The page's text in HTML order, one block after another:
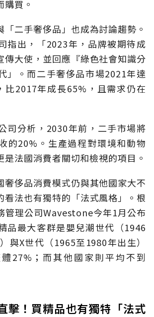
買。
「二手奢侈品」也成為討論趨勢。
指出，「2023年，品牌被期待成
傳大使，並回應『綠色社會知識分
」。而二手奢侈品市場2021年達
比2017年成長65%，且需求仍在
司分析，2030年前，二手市場將
的20%。生產過程對環境和動物
是法國消費者關切和檢視的項目。
奢侈品消費模式仍與其他國家大不
看法也有獨特的「法式風格」。根
管理公司Wavestone今年1月公布
品最大客群是嬰兒潮世代（1946
與X世代（1965至1980年出生）
27%；而其他國家則平均不到
擊！買精品也有獨特「法式